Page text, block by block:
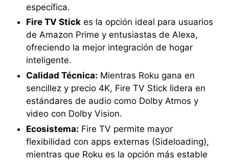
específica.
Fire TV Stickes la opción ideal para usuarios
de Amazon Prime y entusiastas de Alexa,
ofreciendo la mejor integración de hogar
inteligente.
Calidad Técnica: Mientras Roku gana en
sencillez y precio 4K, Fire TV Stick lidera en
estándares de audio como Dolby Atmos y
video con Dolby Vision.
Ecosistema: Fire TV permite mayor
flexibilidad con apps externas (Sideloading),
mientras que Roku es la opción más estable